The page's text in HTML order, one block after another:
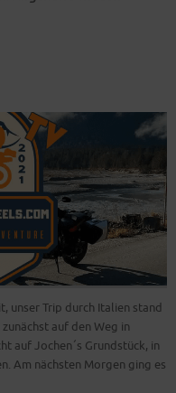
unser Trip durch Italien stand
auf den Weg in
auf Jochen´s Grundstück, in
Am nächsten Morgen ging es